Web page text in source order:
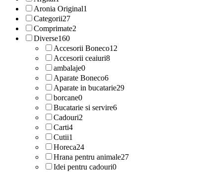
Aronia Original1
Categorii27
Comprimate2
Diverse160
Accesorii Boneco12
Accesorii ceaiuri8
ambalaje0
Aparate Boneco6
Aparate in bucatarie29
borcane0
Bucatarie si servire6
Cadouri2
Carti4
Cutii1
Horeca24
Hrana pentru animale27
Idei pentru cadouri0